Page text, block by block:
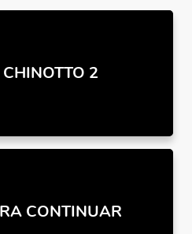
CHINOTTO 2
CONTINUAR